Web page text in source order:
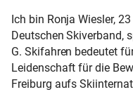
Ich bin Ronja Wiesler,
Deutschen Skiverband,
G. Skifahren bedeutet
Leidenschaft für die
Freiburg aufs